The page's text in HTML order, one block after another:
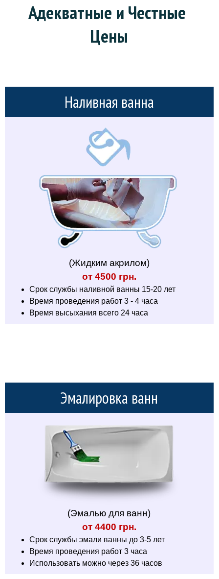
Адекватные и Честные
Цены
Наливная ванна
(Жидким акрилом)
от 4500 грн.
Срок службы наливной ванны 15-20 лет
Время проведения работ 3 - 4 часа
Время высыхания всего 24 часа
Эмалировка ванн
(Эмалью для ванн)
от 4400 грн.
Срок службы эмали ванны до 3-5 лет
Время проведения работ 3 часа
Использовать можно через 36 часов